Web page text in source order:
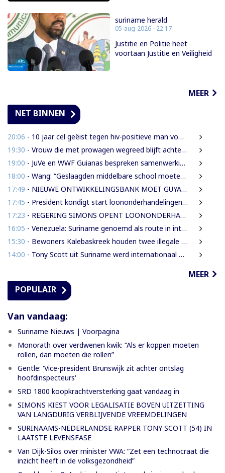
suriname herald
05-aug-2026 - 22:17
Justitie en Politie heet
voortaan Justitie en Veiligheid
MEER
NET BINNEN
20:06 - 10 jaar cel geëist tegen hiv-positieve man voor vrijheidsberoving, mishandeling en verkrachting van sekswerkster
19:30 - Vrouw die met prowagen wegreed blijft achter tralies
19:00 - JuVe en WWF Guianas bespreken samenwerking rond natuurbescherming
18:00 - Wang: “Geslaagden middelbare school moeten 450 SRD betalen om diploma te ontvangen”
17:49 - NIEUWE ONTWIKKELINGSBANK MOET GUYANESE BEDRIJVEN KLAARSTOMEN OM BUITENLANDSE BEDRIJVEN TE VERVANGEN
17:45 - President kondigt start loononderhandelingen met vakbonden aan
17:23 - REGERING SIMONS OPENT LOONONDERHANDELINGEN MET OVERHEIDSVAKBONDEN NA LICHTE FINANCIËLE ADEMRUIMTE
16:05 - Venezuela: Suriname genoemd als route in internationale cocaïnesmokkel naar Europa
15:30 - Bewoners Kalebaskreek houden twee illegale vreemdelingen aan met vuurwapen en communicatieapparatuur
14:00 - Tony Scott uit Suriname werd internationaal bekend door zijn hiphouse muziek
MEER
POPULAIR
Van vandaag:
Suriname Nieuws | Voorpagina
Monorath over verdwenen kwik: “Als er koppen moeten
rollen, dan moeten die rollen”
Gentle: 'Vice-president Brunswijk zit achter ontslag
hoofdinspecteurs'
SRD 1800 koopkrachtversterking gaat vandaag in
SIMONS KIEST VOOR LEGALISATIE BOVEN UITZETTING
VAN LANGDURIG VERBLIJVENDE VREEMDELINGEN
SURINAAMS-NEDERLANDSE RAPPER TONY SCOTT (54) IN
LAATSTE LEVENSFASE
Van Dijk-Silos over minister VWA: “Zet een technocraat die
inzicht heeft in de volksgezondheid”